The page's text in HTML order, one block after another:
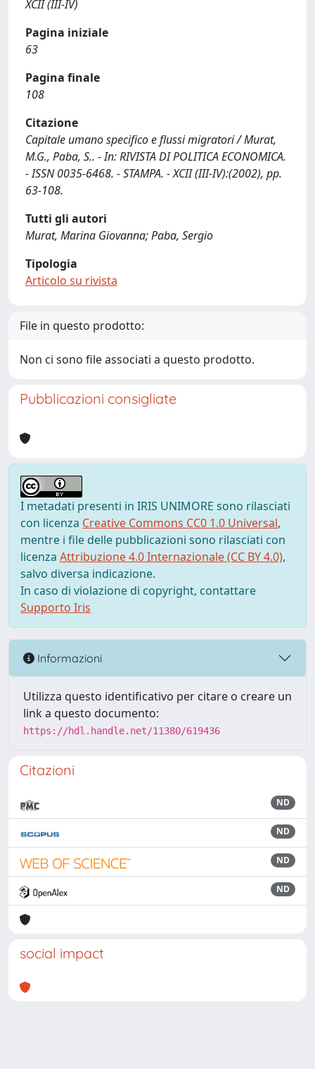
XCII (III-IV)
Pagina iniziale
63
Pagina finale
108
Citazione
Capitale umano specifico e flussi migratori / Murat,
M.G., Paba, S.. - In: RIVISTA DI POLITICA ECONOMICA.
- ISSN 0035-6468. - STAMPA. - XCII (III-IV):(2002), pp.
63-108.
Tutti gli autori
Murat, Marina Giovanna; Paba, Sergio
Tipologia
Articolo su rivista
File in questo prodotto:
Non ci sono file associati a questo prodotto.
Pubblicazioni consigliate
I metadati presenti in IRIS UNIMORE sono rilasciati
con licenza Creative Commons CC0 1.0 Universal,
mentre i file delle pubblicazioni sono rilasciati con
licenza Attribuzione 4.0 Internazionale (CC BY 4.0),
salvo diversa indicazione.
In caso di violazione di copyright, contattare
Supporto Iris
Informazioni
Utilizza questo identificativo per citare o creare un
link a questo documento:
https://hdl.handle.net/11380/619436
Citazioni
ND
ND
ND
ND
social impact